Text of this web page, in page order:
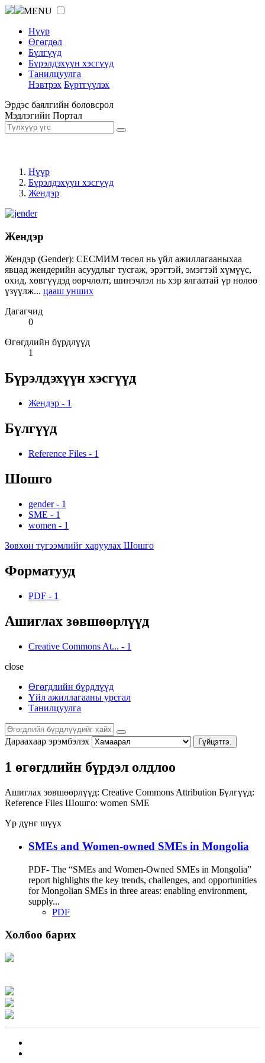
MENU
Нүүр
Өгөгдөл
Бүлгүүд
Бүрэлдэхүүн хэсгүүд
Танилцуулга
Нэвтрэх Бүртгүүлэх
Эрдэс баялгийн боловсрол
Мэдлэгийн Портал
Нүүр
Бүрэлдэхүүн хэсгүүд
Жендэр
Жендэр
Жендэр (Gender): СЕСМИМ төсөл нь үйл ажиллагааныхаа
явцад жендерийн асуудлыг тусгаж, эрэгтэй, эмэгтэй хүмүүс,
охид, хөвгүүдэд өөрчлөлт, шинэчлэл нь хэр ялгаатай үр нөлөө
үзүүлж... цааш унших
Дагагчид
0
Өгөгдлийн бүрдлүүд
1
Бүрэлдэхүүн хэсгүүд
Жендэр - 1
Бүлгүүд
Reference Files - 1
Шошго
gender - 1
SME - 1
women - 1
Зөвхөн түгээмлийг харуулах Шошго
Форматууд
PDF - 1
Ашиглах зөвшөөрлүүд
Creative Commons At... - 1
close
Өгөгдлийн бүрдлүүд
Үйл ажиллагааны урсгал
Танилцуулга
Дараахаар эрэмбэлэх Гүйцэтгэ.
1 өгөгдлийн бүрдэл олдлоо
Ашиглах зөвшөөрлүүд: Creative Commons Attribution Бүлгүүд:
Reference Files Шошго: women SME
Үр дүнг шүүх
SMEs and Women-owned SMEs in Mongolia
PDF- The “SMEs and Women-Owned SMEs in Mongolia”
report highlights the key trends, challenges, and opportunities
for Mongolian SMEs in three areas: enabling environment,
supply...
PDF
Холбоо барих